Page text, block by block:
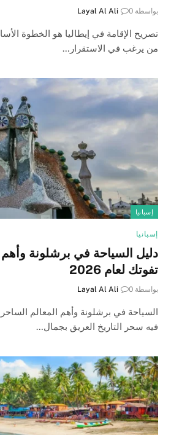
بواسطة Layal Al Ali 0
تصريح الإقامة في إيطاليا هو الخطوة
من يرغب في الاستقرار…
إسبانيا
إسبانيا
دليل السياحة في برشلونة وأهم
تفوتك لعام 2026
بواسطة Layal Al Ali 0
السياحة في برشلونة وأهم المعالم
فيه سحر التاريخ العريق بجمال…